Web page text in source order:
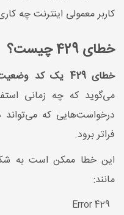
کاربر معمولی اینترنت چه
خطای 429 چیست؟
خطای 429 یک کد وضعیت
می‌گوید که چه زمانی
درخواست‌هایی که می‌تواند
فراتر برود.
این خطا ممکن است به
مانند:
Error 429